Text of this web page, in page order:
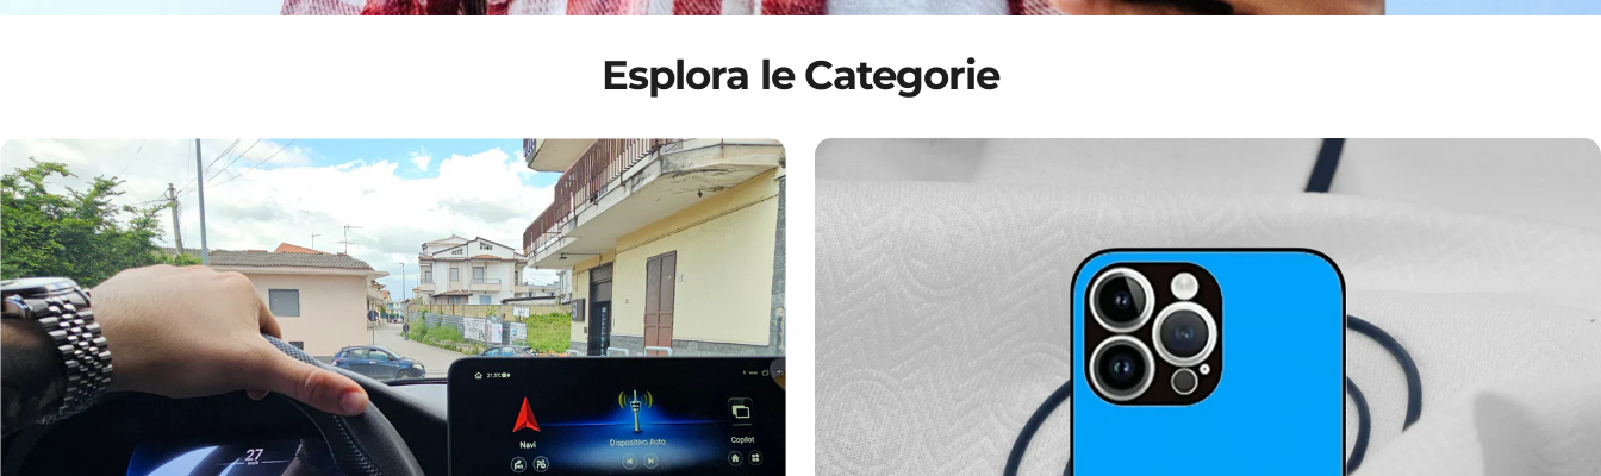
Esplora le Categorie